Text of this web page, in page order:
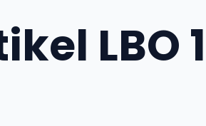
LBO 1